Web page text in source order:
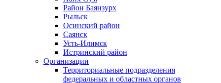
Район Баянзурх
Рыльск
Осинский район
Саянск
Усть-Илимск
Истринский район
Организации
Территориальные подразделения
федеральных и областных органов